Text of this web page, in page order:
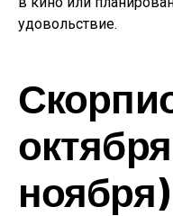
удовольствие.
октября
ноября)